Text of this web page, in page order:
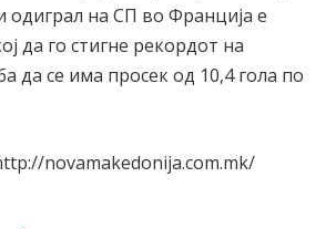
одиграл на СП во Франција е
да го стигне рекордот на
да се има просек од 10,4 гола по
novamakedonija.com.mk/